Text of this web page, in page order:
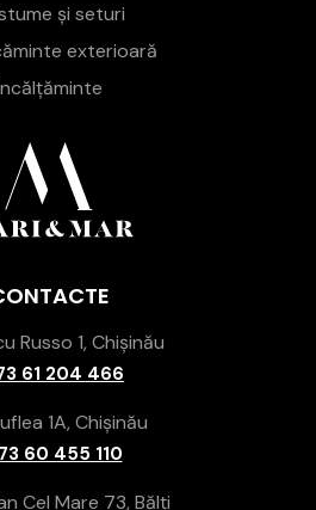
și seturi
exterioară
Russo 1, Chișinău
61 204 466
1A, Chișinău
60 455 110
Cel Mare 73, Bălți